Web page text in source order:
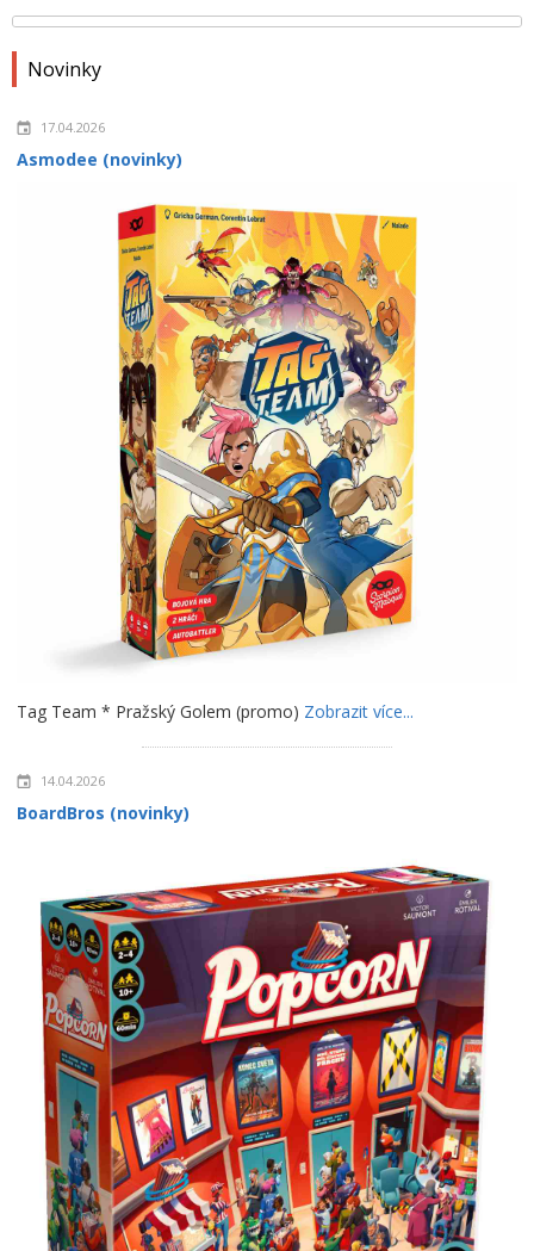
Novinky
17.04.2026
Asmodee (novinky)
Tag Team * Pražský Golem (promo) Zobrazit více...
14.04.2026
BoardBros (novinky)